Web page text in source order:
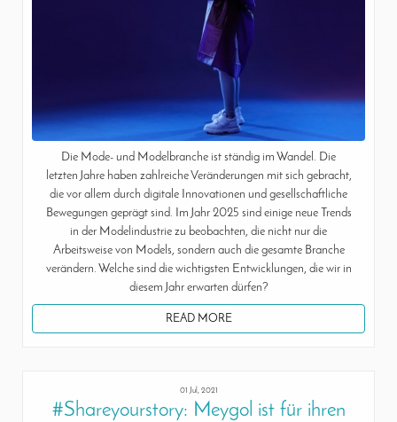
Die Mode- und Modelbranche ist ständig im Wandel. Die
letzten Jahre haben zahlreiche Veränderungen mit sich gebracht,
die vor allem durch digitale Innovationen und gesellschaftliche
Bewegungen geprägt sind. Im Jahr 2025 sind einige neue Trends
in der Modelindustrie zu beobachten, die nicht nur die
Arbeitsweise von Models, sondern auch die gesamte Branche
verändern. Welche sind die wichtigsten Entwicklungen, die wir in
diesem Jahr erwarten dürfen?
READ MORE
01 Jul, 2021
#Shareyourstory: Meygol ist für ihren